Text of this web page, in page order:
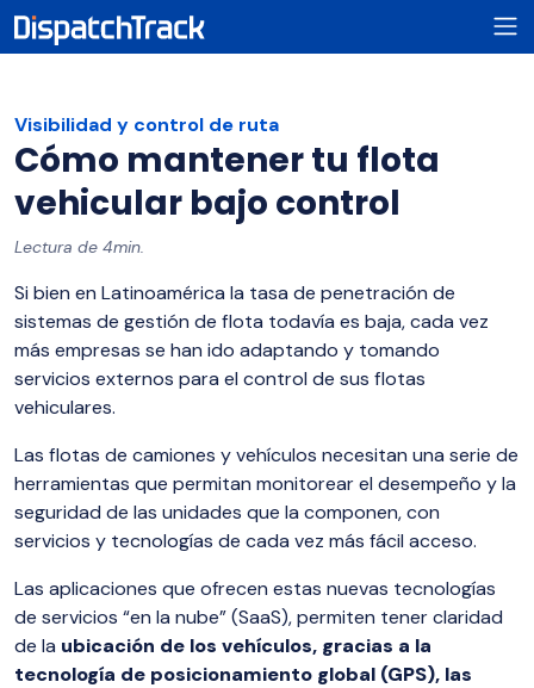
Visibilidad y control de ruta
Cómo mantener tu flota
vehicular bajo control
Lectura de 4min.
Si bien en Latinoamérica la tasa de penetración de
sistemas de gestión de flota todavía es baja, cada vez
más empresas se han ido adaptando y tomando
servicios externos para el control de sus flotas
vehiculares.
Las flotas de camiones y vehículos necesitan una serie de
herramientas que permitan monitorear el desempeño y la
seguridad de las unidades que la componen, con
servicios y tecnologías de cada vez más fácil acceso.
Las aplicaciones que ofrecen estas nuevas tecnologías
de servicios “en la nube” (SaaS), permiten tener claridad
de la ubicación de los vehículos, gracias a la
tecnología de posicionamiento global (GPS), las